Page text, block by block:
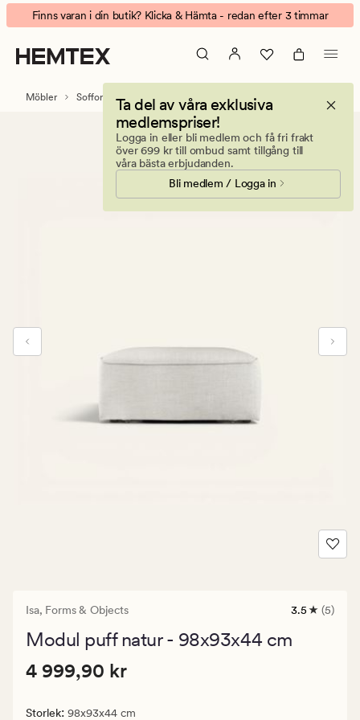
Isa
modul
puff
natur
Animerad
banner.
Klicka
på
Finns varan i din butik? Klicka & Hämta - redan efter 3 timmar
Ta del av våra exklusiva
medlemspriser!
Logga in eller bli medlem och få fri frakt
över 699 kr till ombud samt tillgång till
våra bästa erbjudanden.
Bli medlem / Logga in
Möbler Soffor Modulsoffor Modulsoffa Isa
Isa, Forms & Objects
5
med
3.5 (5)
Modul puff natur - 98x93x44 cm
Pris
Pris 4 999,90 kr
4 999,90 kr
Storlek: 98x93x44 cm